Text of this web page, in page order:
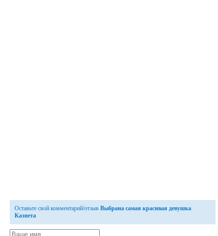
Оставьте свой комментарий/отзыв Выбрана самая красивая девушка
Казнета